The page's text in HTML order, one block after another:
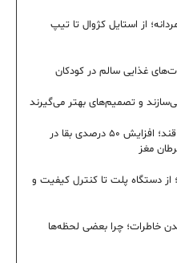
از استایل کژوال تا تیپ
و تصمیم‌های بهتر می‌گیرند
درمان نوین با نانوذرات پوشیده از قند؛ افزایش ۵۰ درصدی بقا در
مغز
از دستگاه پلت تا کنترل کیفیت و
خاطرات؛ چرا بعضی لحظه‌ها